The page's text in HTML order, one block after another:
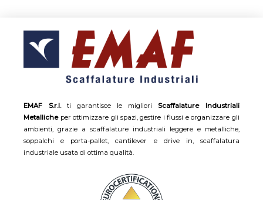
EMAF S.r.l.ti garantisce le miglioriScaffalature Industriali
Metallicheper ottimizzare gli spazi, gestire i flussi e organizzare gli
ambienti, grazie a scaffalature industriali leggere e metalliche,
soppalchi e porta-pallet, cantilever e drive in, scaffalatura
industriale usata di ottima qualità.